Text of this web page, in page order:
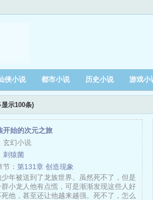
侠小说 都市小说 历史小说 游戏小
显示100条)
开始的次元之旅
玄幻小说
刺猿菌
： 第131章 创造现象
年被送到了龙族世界。虽然死不了，但是
小龙人他有点慌，可是渐渐发现这些人好
他，甚至还让他越来越强。死不了，怎么